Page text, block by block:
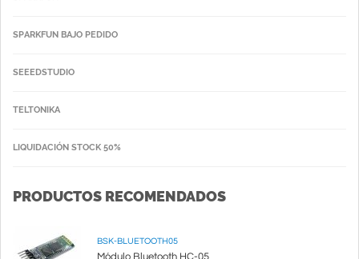
SPARKFUN BAJO PEDIDO
SEEEDSTUDIO
TELTONIKA
LIQUIDACIÓN STOCK 50%
PRODUCTOS RECOMENDADOS
BSK-BLUETOOTH05
Módulo Bluetooth HC-05